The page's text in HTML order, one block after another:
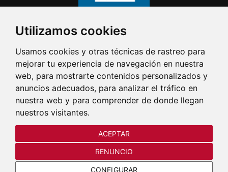
Utilizamos cookies
Usamos cookies y otras técnicas de rastreo para
mejorar tu experiencia de navegación en nuestra
web, para mostrarte contenidos personalizados y
anuncios adecuados, para analizar el tráfico en
nuestra web y para comprender de donde llegan
nuestros visitantes.
ACEPTAR
RENUNCIO
CONFIGURAR